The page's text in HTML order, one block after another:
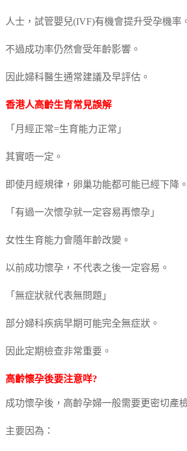
人士，試管嬰兒(IVF)有機會提升受孕機率
不過成功率仍然會受年齡影響。
因此婦科醫生通常建議及早評估。
香港人高齡生育常見誤解
「月經正常=生育能力正常」
其實唔一定。
即使月經規律，卵巢功能都可能已經下降。
「有過一次懷孕就一定容易再懷孕」
女性生育能力會隨年齡改變。
以前成功懷孕，不代表之後一定容易。
「無症狀就代表無問題」
部分婦科疾病早期可能完全無症狀。
因此定期檢查非常重要。
高齡懷孕後要注意咩?
成功懷孕後，高齡孕婦一般需要更密切產
主要因為：